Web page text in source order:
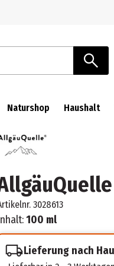
Naturshop Haushalt
3028613
100 ml
Lieferung nach